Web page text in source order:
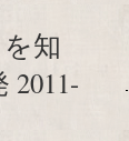
知